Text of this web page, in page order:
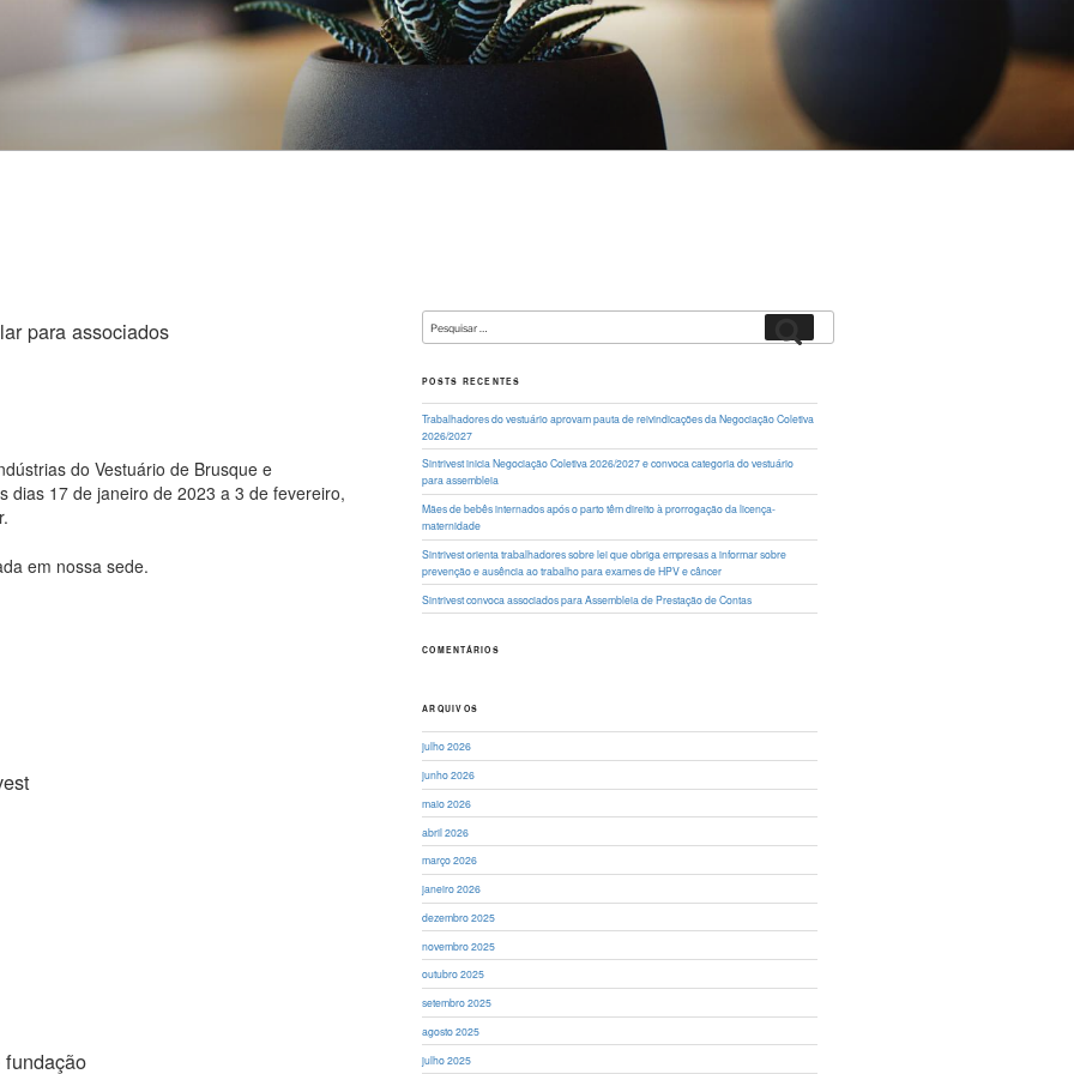
para associados
do Vestuário de Brusque e
dias 17 de janeiro de 2023 a 3 de fevereiro,
em nossa sede.
Pesquisar
por:
POSTS RECENTES
Trabalhadores do vestuário aprovam pauta de reivindicações da Negociação Coletiva
2026/2027
Sintrivest inicia Negociação Coletiva 2026/2027 e convoca categoria do vestuário
para assembleia
Mães de bebês internados após o parto têm direito à prorrogação da licença-
maternidade
Sintrivest orienta trabalhadores sobre lei que obriga empresas a informar sobre
prevenção e ausência ao trabalho para exames de HPV e câncer
Sintrivest convoca associados para Assembleia de Prestação de Contas
COMENTÁRIOS
ARQUIVOS
julho 2026
junho 2026
maio 2026
abril 2026
março 2026
janeiro 2026
dezembro 2025
novembro 2025
outubro 2025
setembro 2025
agosto 2025
julho 2025